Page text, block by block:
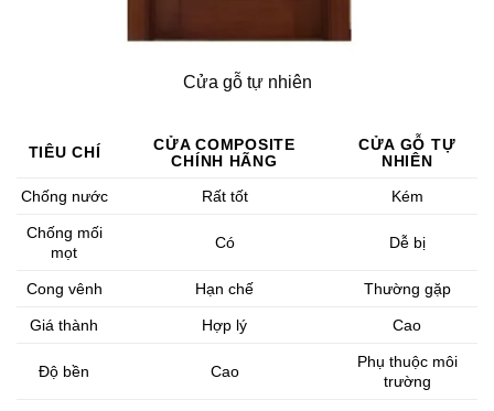
Cửa gỗ tự nhiên
TIÊU CHÍ
CỬA COMPOSITE
CHÍNH HÃNG
CỬA GỖ TỰ
NHIÊN
Chống nước
Rất tốt Kém
Chống mối
mọt
Có Dễ bị
Cong vênh Hạn chế Thường gặp
Giá thành Hợp lý Cao
Độ bền Cao
Phụ thuộc môi
trường